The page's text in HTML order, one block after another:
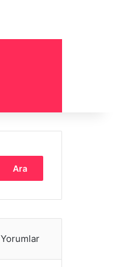
Yorumlar